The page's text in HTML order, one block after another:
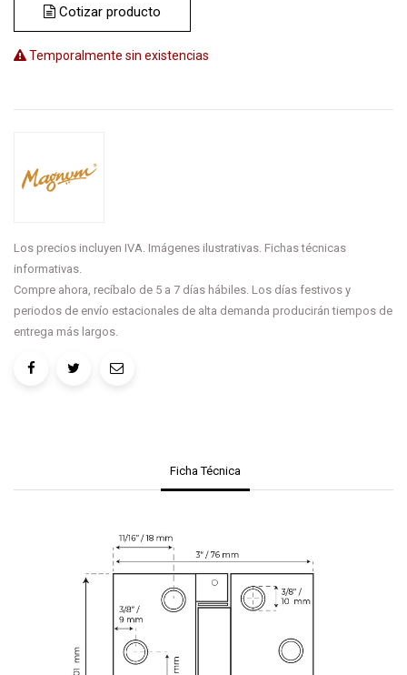
Cotizar producto
Temporalmente sin existencias
Los precios incluyen IVA. Imágenes ilustrativas. Fichas técnicas
informativas.
Compre ahora, recíbalo de 5 a 7 días hábiles. Los días festivos y
periodos de envío estacionales de alta demanda producirán tiempos de
entrega más largos.
Ficha Técnica